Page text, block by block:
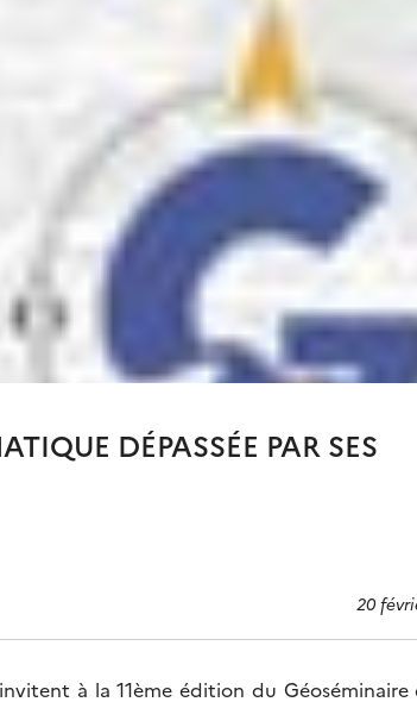
DÉPASSÉE PAR SES
20
à la 11ème édition du Géoséminaire